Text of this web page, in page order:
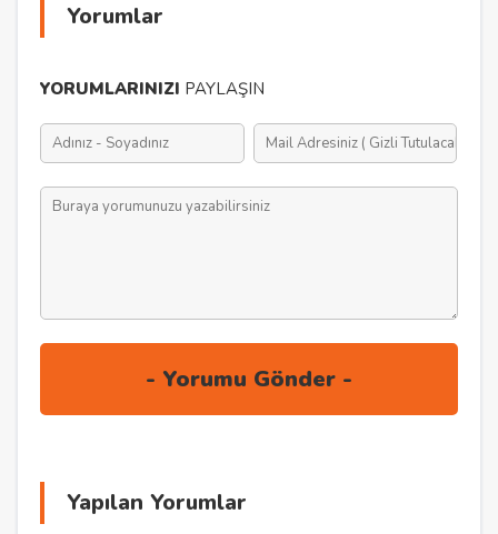
Yorumlar
YORUMLARINIZI PAYLAŞIN
Yapılan Yorumlar